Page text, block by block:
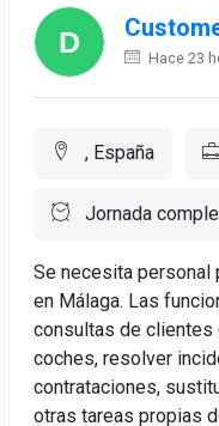
Hace 23
, España
Jornada
Se necesita personal
en Málaga. Las
consultas de clientes
coches, resolver
contrataciones,
otras tareas propias